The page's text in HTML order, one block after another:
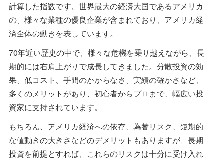
計算した指数です。世界最大の経済大国であるアメリカ
の、様々な業種の優良企業が含まれており、アメリカ経
済全体の動きを表しています。
70年近い歴史の中で、様々な危機を乗り越えながら、長
期的には右肩上がりで成長してきました。分散投資の効
果、低コスト、手間のかからなさ、実績の確かさなど、
多くのメリットがあり、初心者からプロまで、幅広い投
資家に支持されています。
もちろん、アメリカ経済への依存、為替リスク、短期的
な値動きの大きさなどのデメリットもありますが、長期
投資を前提とすれば、これらのリスクは十分に受け入れ